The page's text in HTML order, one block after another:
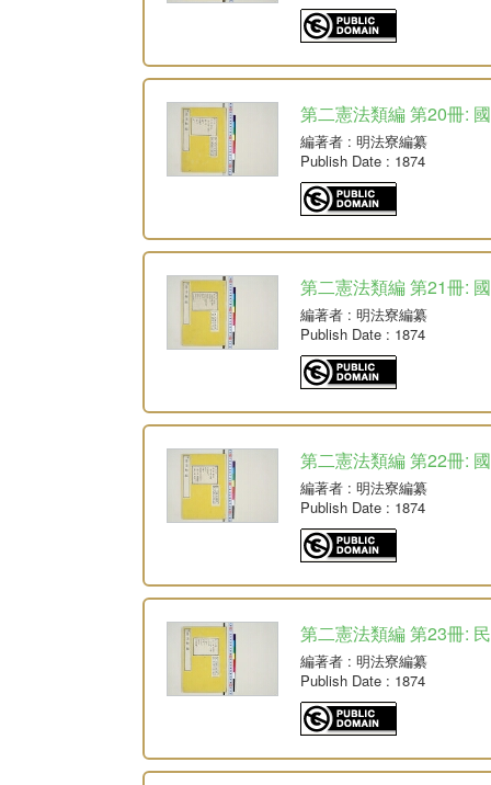
第二憲法類編 第20冊:
編著者 : 明法寮編纂
Publish Date : 1874
第二憲法類編 第21冊:
編著者 : 明法寮編纂
Publish Date : 1874
第二憲法類編 第22冊:
編著者 : 明法寮編纂
Publish Date : 1874
第二憲法類編 第23冊:
編著者 : 明法寮編纂
Publish Date : 1874